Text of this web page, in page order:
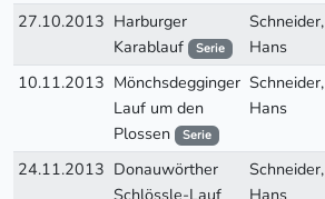
27.10.2013 Harburger
Karablauf
Serie
Schneider,
Hans
10.11.2013 Mönchsdegginger
Lauf um den
Plossen
Serie
Schneider,
Hans
24.11.2013 Donauwörther
Schneider,